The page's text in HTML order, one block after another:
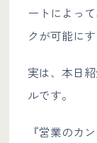
ートによっ
クが可能に
実は、本日
ルです。
『営業のカ